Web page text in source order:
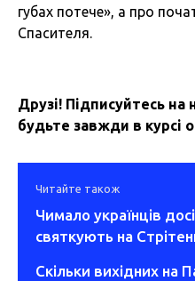
губах потече», а про
Спасителя.
Друзі! Підписуйтесь на
будьте завжди в курсі
Читайте також
Чимало українців
святкують на
Скільки вихідних на